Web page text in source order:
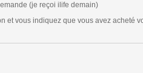
(je reçoi ilife demain)
et vous indiquez que vous avez acheté